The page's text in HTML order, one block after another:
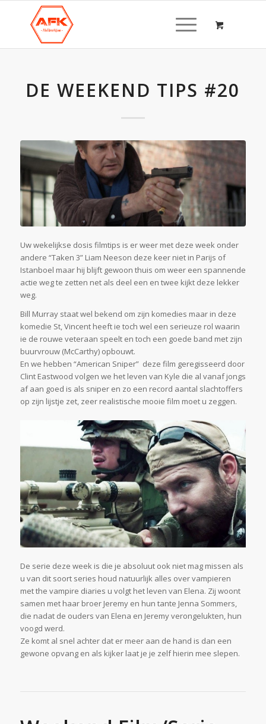
DE WEEKEND TIPS #20
Uw wekelijkse dosis filmtips is er weer met deze week onder
andere “Taken 3” Liam Neeson deze keer niet in Parijs of
Istanboel maar hij blijft gewoon thuis om weer een spannende
actie weg te zetten net als deel een en twee kijkt deze lekker
weg.
Bill Murray staat wel bekend om zijn komedies maar in deze
komedie St, Vincent heeft ie toch wel een serieuze rol waarin
ie de rouwe veteraan speelt en toch een goede band met zijn
buurvrouw (McCarthy) opbouwt.
En we hebben “American Sniper” deze film geregisseerd door
Clint Eastwood volgen we het leven van Kyle die al vanaf jongs
af aan goed is als sniper en zo een record aantal slachtoffers
op zijn lijstje zet, zeer realistische mooie film moet u zeggen.
De serie deze week is die je absoluut ook niet mag missen als
u van dit soort series houd natuurlijk alles over vampieren
met the vampire diaries u volgt het leven van Elena. Zij woont
samen met haar broer Jeremy en hun tante Jenna Sommers,
die nadat de ouders van Elena en Jeremy verongelukten, hun
voogd werd.
Ze komt al snel achter dat er meer aan de hand is dan een
gewone opvang en als kijker laat je je zelf hierin mee slepen.